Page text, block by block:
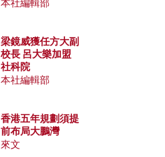
包袱少
本社編輯部
梁鏡威獲任方大副
校長 呂大樂加盟
社科院
本社編輯部
香港五年規劃須提
前布局大鵬灣
來文